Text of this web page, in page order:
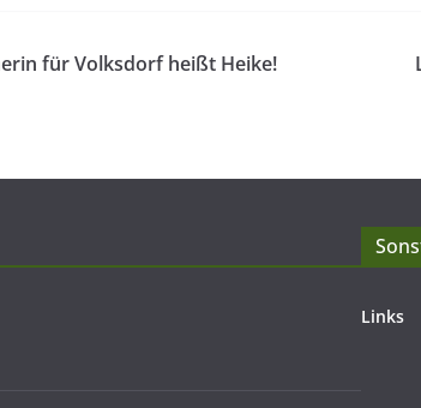
für Volksdorf heißt Heike!
Links